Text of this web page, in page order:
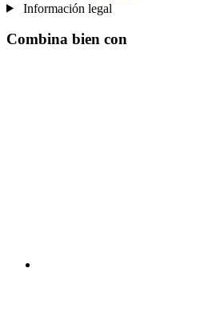
Información legal
Combina bien con